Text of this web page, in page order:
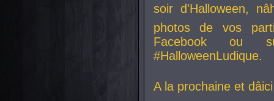
soir d'Halloween,
photos de vos
Facebook ou
#HalloweenLudique.
A la prochaine et